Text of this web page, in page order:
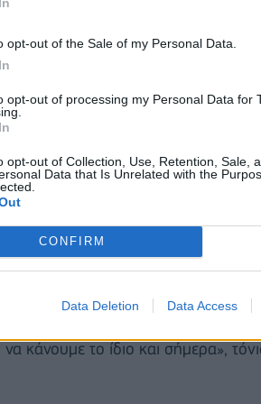
opt-out of the Sale of my Personal Data.
opt-out of processing my Personal Data for
opt-out of Collection, Use, Retention, Sale,
Data that Is Unrelated with the
CONFIRM
Data Deletion Data Access
τελευταίους τρεις μήνες
να είναι συμπληρωματική της
για την αντιμετώπιση
ώστε να μη προσθέτουν κι' άλλο στις
να είναι προσωρινή και
συντονισμός των μέτρων σε
συλλογικά στις σημερινές
κάνουμε το ίδιο και σήμερα»,